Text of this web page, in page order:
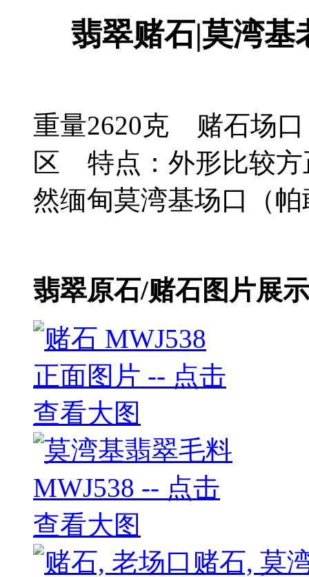
翡翠赌石|莫湾基
重量2620克 赌石场口
区 特点：外形比较方
然缅甸莫湾基场口（
翡翠原石/赌石图片展